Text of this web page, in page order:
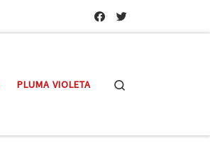
PLUMA VIOLETA